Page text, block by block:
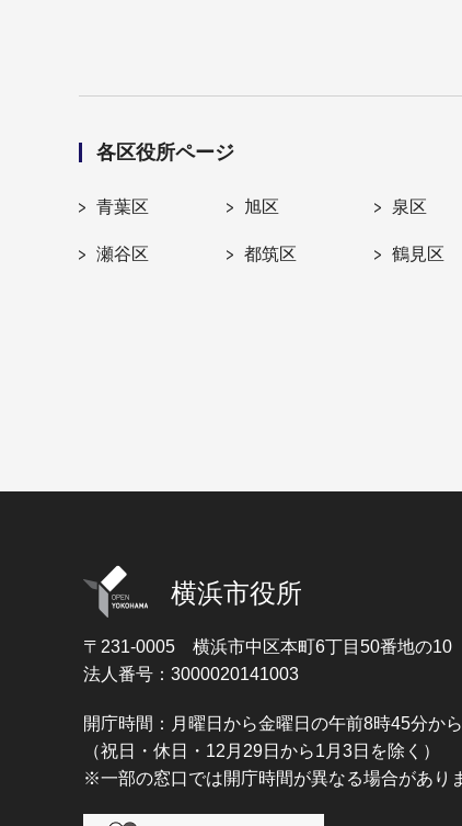
各区役所ページ
青葉区 旭区 泉区
瀬谷区 都筑区 鶴見区
横浜市役所
〒231-0005 横浜市中区本町6丁目50番地の10
法人番号：3000020141003
開庁時間：月曜日から金曜日の午前8時45分か
（祝日・休日・12月29日から1月3日を除く）
※一部の窓口では開庁時間が異なる場合があり